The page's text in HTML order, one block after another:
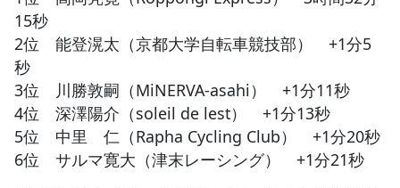
15秒
2位 能登滉太（京都大学自転車競技部） +1分5
秒
3位 川勝敦嗣（MiNERVA-asahi） +1分11秒
4位 深澤陽介（soleil de lest） +1分13秒
5位 中里 仁（Rapha Cycling Club） +1分20秒
6位 サルマ寛大（津末レーシング） +1分21秒